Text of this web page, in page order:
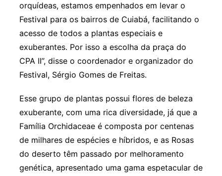
orquídeas, estamos empenhados em levar o
Festival para os bairros de Cuiabá, facilitando o
acesso de todos a plantas especiais e
exuberantes. Por isso a escolha da praça do
CPA II”, disse o coordenador e organizador do
Festival, Sérgio Gomes de Freitas.
Esse grupo de plantas possui flores de beleza
exuberante, com uma rica diversidade, já que a
Família Orchidaceae é composta por centenas
de milhares de espécies e híbridos, e as Rosas
do deserto têm passado por melhoramento
genética, apresentado uma gama espetacular de